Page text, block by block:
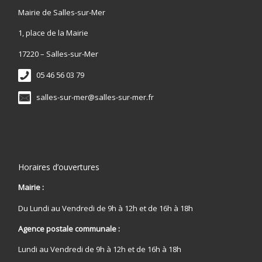
Mairie de Salles-sur-Mer
1, place de la Mairie
17220 – Salles-sur-Mer
05 46 56 03 79
salles-sur-mer@salles-sur-mer.fr
Horaires d’ouvertures
Mairie :
Du Lundi au Vendredi de 9h à 12h et de 16h à 18h
Agence postale communale :
Lundi au Vendredi de 9h à 12h et de 16h à 18h